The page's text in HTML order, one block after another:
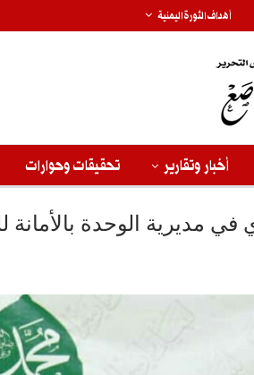
أهداف الثورة اليمنية
أخبار وتقارير تحقيقات وحوارات
مديرية الوحدة بالأمانة